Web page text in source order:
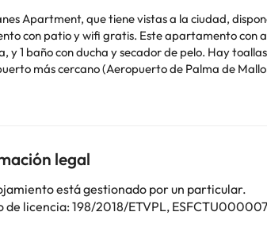
Apartment, que tiene vistas a la ciudad,
con aire acondicionado consta de 1 dormitorio, una sala de estar, una cocina totalmente equipada con nevera y
con ducha y secador de pelo. Hay toallas y ropa de cama en el apartamento. Playa de
más cercano (Aeropuerto de Palma de
el apartado de peticiones especiales al hacer la
de los servicios detallados pueden ser de pago.
legal
está gestionado por un particular.
de licencia: 198/2018/ETVPL,